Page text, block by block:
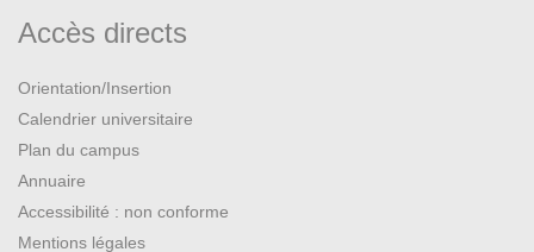
Accès directs
Orientation/Insertion
Calendrier universitaire
Plan du campus
Annuaire
Accessibilité : non conforme
Mentions légales